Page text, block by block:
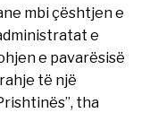
mbi çështjen e
e
e pavarësisë
të një
tha